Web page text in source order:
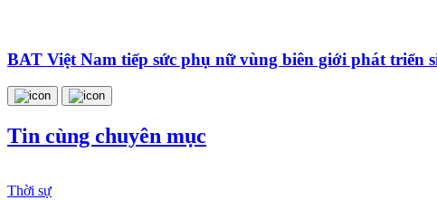
BAT Việt Nam tiếp sức phụ nữ vùng biên giới phát triển
Tin cùng chuyên mục
Thời sự